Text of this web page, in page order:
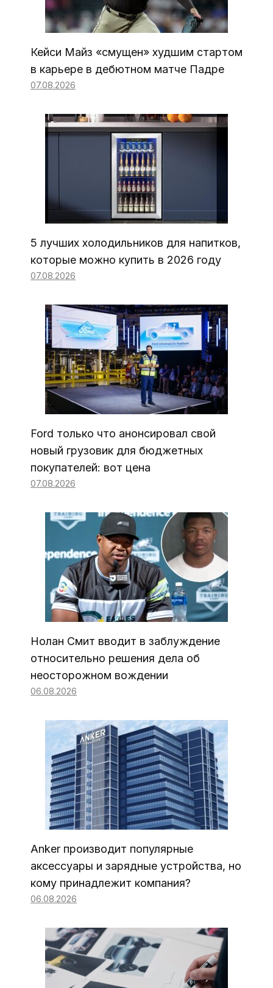
Кейси Майз «смущен» худшим стартом
в карьере в дебютном матче Падре
07.08.2026
5 лучших холодильников для напитков,
которые можно купить в 2026 году
07.08.2026
Ford только что анонсировал свой
новый грузовик для бюджетных
покупателей: вот цена
07.08.2026
Нолан Смит вводит в заблуждение
относительно решения дела об
неосторожном вождении
06.08.2026
Anker производит популярные
аксессуары и зарядные устройства, но
кому принадлежит компания?
06.08.2026